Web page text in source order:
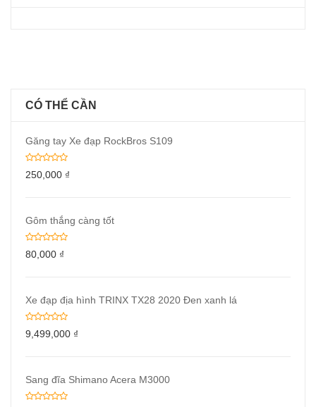
CÓ THỂ CẦN
Găng tay Xe đạp RockBros S109
250,000 ₫
Gôm thắng càng tốt
80,000 ₫
Xe đạp địa hình TRINX TX28 2020 Đen xanh lá
9,499,000 ₫
Sang đĩa Shimano Acera M3000